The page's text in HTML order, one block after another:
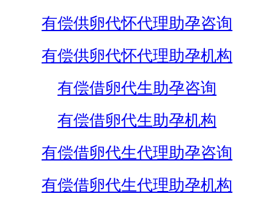
有偿供卵代怀代理助孕咨询
有偿供卵代怀代理助孕机构
有偿借卵代生助孕咨询
有偿借卵代生助孕机构
有偿借卵代生代理助孕咨询
有偿借卵代生代理助孕机构